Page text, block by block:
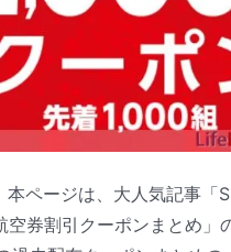
本ページは、大人気記事「
空券割引クーポンまとめ」